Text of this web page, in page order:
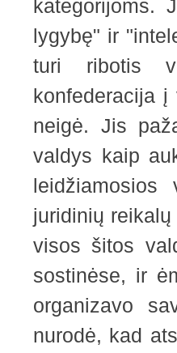
kategorijoms.
lygybę" ir
turi ribotis
konfederacija
neigė. Jis
valdys kaip
leidžiamosios
juridinių
visos šitos
sostinėse, ir
organizavo
nurodė, kad